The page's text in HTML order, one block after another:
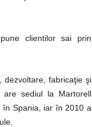
clientilor sai prin
dezvoltare, fabricaţie şi
are sediul la Martorell
în Spania, iar în 2010 a